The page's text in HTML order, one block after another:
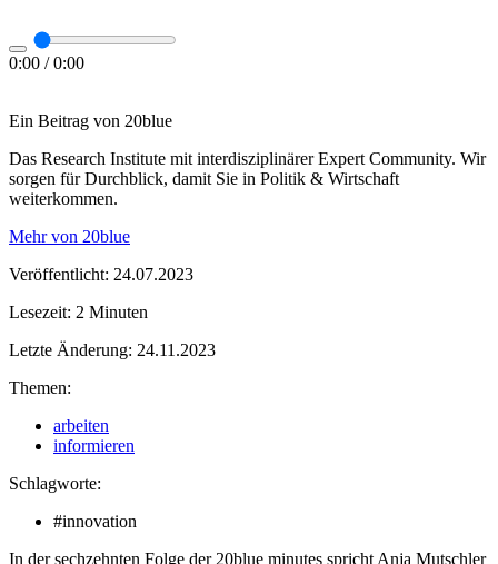
0:00 /0:00
Ein Beitrag von 20blue
Das Research Institute mit interdisziplinärer Expert Community. Wir
sorgen für Durchblick, damit Sie in Politik & Wirtschaft
weiterkommen.
Mehr von 20blue
Veröffentlicht: 24.07.2023
Lesezeit: 2 Minuten
Letzte Änderung: 24.11.2023
Themen:
arbeiten
informieren
Schlagworte:
#innovation
In der sechzehnten Folge der 20blue minutes spricht Anja Mutschler